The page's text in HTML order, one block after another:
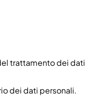
trattamento dei dati
dei dati personali.